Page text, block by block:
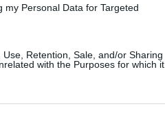
Personal Data for Targeted
Retention, Sale, and/or Sharing
with the Purposes for which it
estabelece uma relação entre o
mercado como um todo. Em
por uma taxa livre de